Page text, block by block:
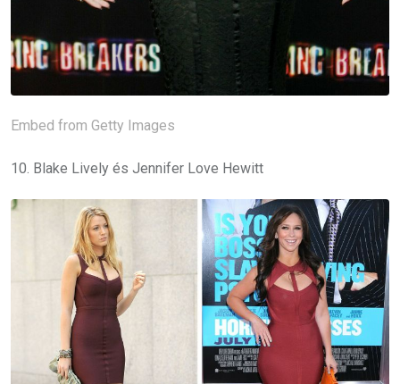
Embed from Getty Images
10. Blake Lively és Jennifer Love Hewitt